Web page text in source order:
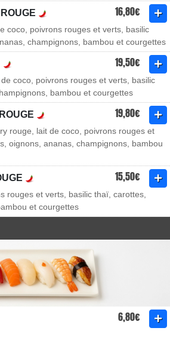
16,80€
coco, poivrons rouges et verts, basilic
champignons, bambou et courgettes
19,50€
coco, poivrons rouges et verts, basilic
bambou et courgettes
19,80€
rouge, lait de coco, poivrons rouges et
oignons, ananas, champignons, bambou
15,50€
rouges et verts, basilic thaï, carottes,
et courgettes
6,80€